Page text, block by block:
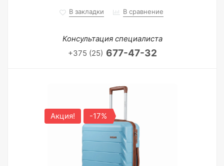
В закладки В сравнение
Консультация специалиста
+375 (25) 677-47-32
Акция! -17%